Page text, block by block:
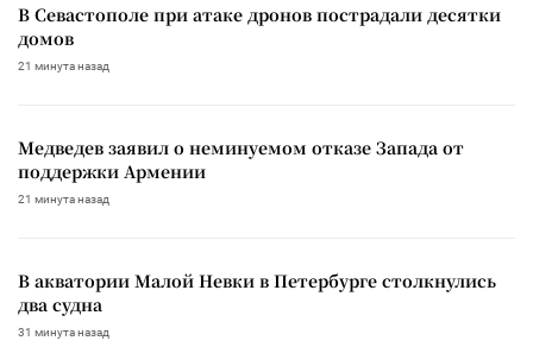
В Севастополе при атаке дронов пострадали десятки
домов
21 минута назад
Медведев заявил о неминуемом отказе Запада от
поддержки Армении
21 минута назад
В акватории Малой Невки в Петербурге столкнулись
два судна
31 минута назад